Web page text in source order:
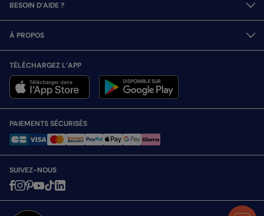
BESOIN D’AIDE ?
À PROPOS
TÉLÉCHARGEZ L’APP
PAIEMENTS SÉCURISÉS
SUIVEZ-NOUS